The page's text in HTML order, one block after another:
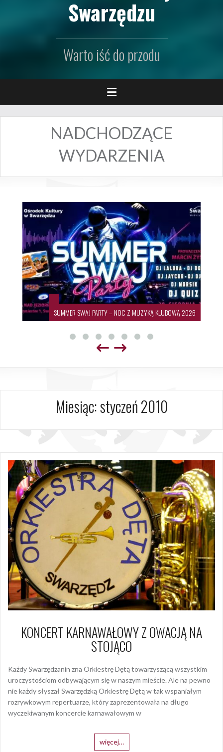
Swarzędzu
Warto iść do przodu
NADCHODZĄCE
WYDARZENIA
SUMMER SWAJ PARTY – NOC Z MUZYKĄ KLUBOWĄ 2026
Miesiąc:styczeń 2010
KONCERT KARNAWAŁOWY Z OWACJĄ NA
STOJĄCO
Każdy Swarzędzanin zna Orkiestrę Dętą towarzyszącą wszystkim
uroczystościom odbywającym się w naszym mieście. Ale na pewno
nie każdy słyszał Swarzędzką Orkiestrę Dętą w tak wspaniałym
rozrywkowym repertuarze, który zaprezentowała na długo
wyczekiwanym koncercie karnawałowym w
więcej…